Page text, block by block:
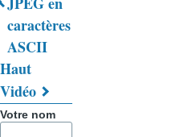
transversaux
de
livre
pour
Trucs
caractères
ASCII
Haut
Vidéo
Votre nom